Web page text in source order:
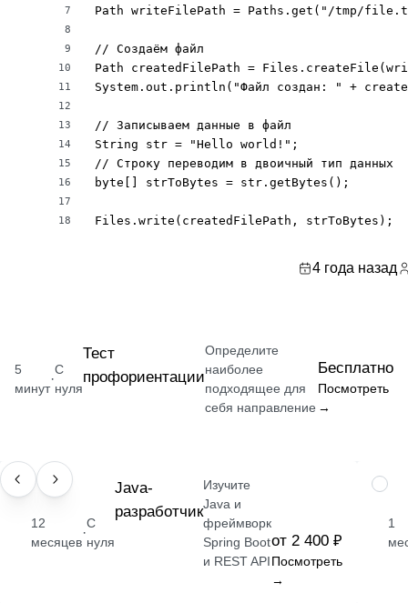
7
8
9
10
11
12
13
14
15
16
17
18
Path writeFilePath = Paths.get("/tmp/
// Создаём файл
Path createdFilePath =
System.out.println("Файл создан: " +
// Записываем данные в файл
String str = "Hello world!";
// Строку переводим в двоичный тип данных
byte[] strToBytes = str.getBytes();
Files.write(createdFilePath, strToBytes);
4 года назад
5
минут
·
С
нуля
Тест
профориентации
Определите
наиболее
подходящее для
себя направление
Бесплатно
Посмотреть
→
ПРОФЕССИЯ
12
месяцев
·
С
нуля
Java-
разработчик
Изучите
Java и
фреймворк
Spring Boot
и REST API
от 2 400 ₽
Посмотреть
→
1